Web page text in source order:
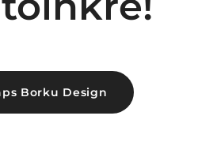
Borku Design